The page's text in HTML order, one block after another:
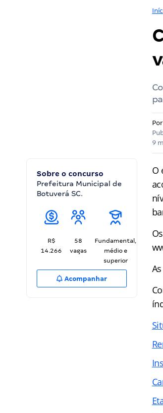
Por
9
Sobre o concurso
Prefeitura Municipal de
Botuverá SC.
R$
14.266
58
vagas
Fundamental,
médio e
superior
Acompanhar
O